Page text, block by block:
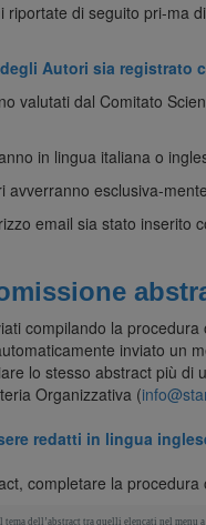
riportate di seguito pri-ma
Autori sia registrato
valutati dal Comitato
in lingua italiana o
avverranno esclusiva-
email sia stato
compilando la procedura
inviato un
lo stesso abstract più di
Organizzativa (
redatti in lingua
completare la
tema dell’abstract tra quelli elencati nel menu a